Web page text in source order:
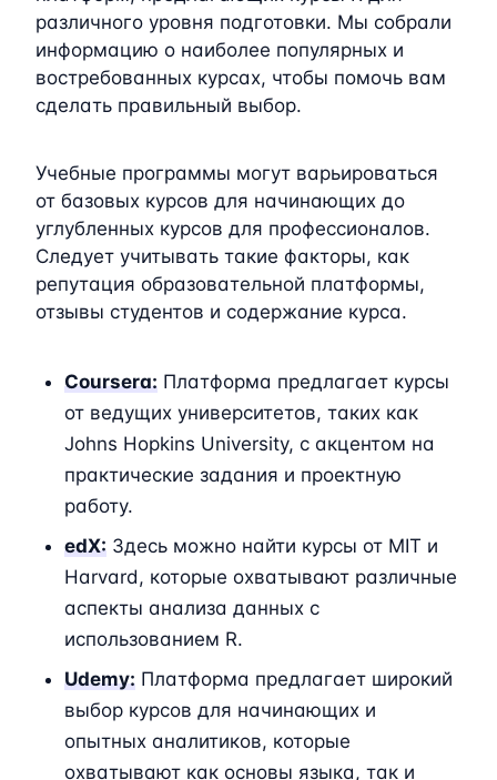
различного уровня подготовки. Мы собрали
информацию о наиболее популярных и
востребованных курсах, чтобы помочь вам
сделать правильный выбор.
Учебные программы могут варьироваться
от базовых курсов для начинающих до
углубленных курсов для профессионалов.
Следует учитывать такие факторы, как
репутация образовательной платформы,
отзывы студентов и содержание курса.
Coursera: Платформа предлагает курсы
от ведущих университетов, таких как
Johns Hopkins University, с акцентом на
практические задания и проектную
работу.
edX: Здесь можно найти курсы от MIT и
Harvard, которые охватывают различные
аспекты анализа данных с
использованием R.
Udemy: Платформа предлагает широкий
выбор курсов для начинающих и
опытных аналитиков, которые
охватывают как основы языка, так и